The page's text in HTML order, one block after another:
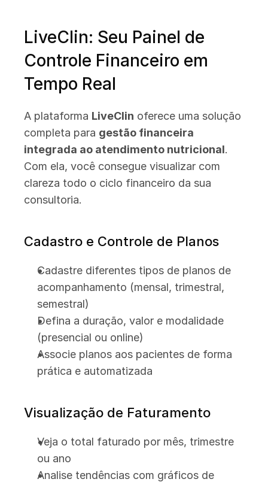
LiveClin: Seu Painel de
Controle Financeiro em
Tempo Real
A plataforma LiveClin oferece uma solução
completa para gestão financeira
integrada ao atendimento nutricional.
Com ela, você consegue visualizar com
clareza todo o ciclo financeiro da sua
consultoria.
Cadastro e Controle de Planos
Cadastre diferentes tipos de planos de
acompanhamento (mensal, trimestral,
semestral)
Defina a duração, valor e modalidade
(presencial ou online)
Associe planos aos pacientes de forma
prática e automatizada
Visualização de Faturamento
Veja o total faturado por mês, trimestre
ou ano
Analise tendências com gráficos de